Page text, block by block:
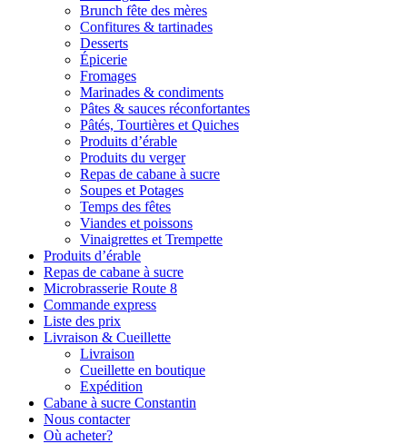
Brunch fête des mères
Confitures & tartinades
Desserts
Épicerie
Fromages
Marinades & condiments
Pâtes & sauces réconfortantes
Pâtés, Tourtières et Quiches
Produits d’érable
Produits du verger
Repas de cabane à sucre
Soupes et Potages
Temps des fêtes
Viandes et poissons
Vinaigrettes et Trempette
Produits d’érable
Repas de cabane à sucre
Microbrasserie Route 8
Commande express
Liste des prix
Livraison & Cueillette
Livraison
Cueillette en boutique
Expédition
Cabane à sucre Constantin
Nous contacter
Où acheter?